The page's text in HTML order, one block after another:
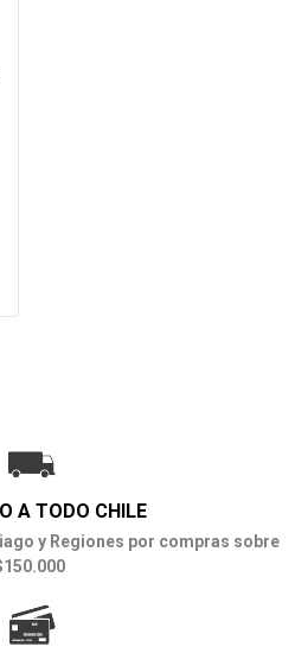
A TODO CHILE
y Regiones por compras sobre